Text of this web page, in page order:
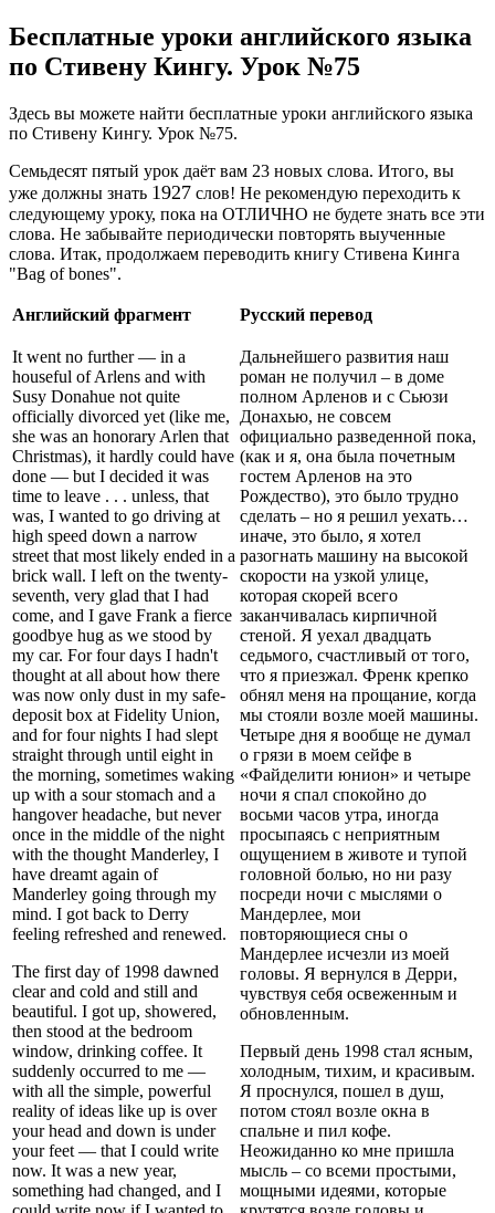
Бесплатные уроки английского языка
по Стивену Кингу. Урок №75
Здесь вы можете найти бесплатные уроки английского языка
по Стивену Кингу. Урок №75.
Семьдесят пятый урок даёт вам 23 новых слова. Итого, вы
уже должны знать 1927 слов! Не рекомендую переходить к
следующему уроку, пока на ОТЛИЧНО не будете знать все эти
слова. Не забывайте периодически повторять выученные
слова. Итак, продолжаем переводить книгу Стивена Кинга
"Bag of bones".
Английский фрагмент Русский перевод
It went no further — in a
houseful of Arlens and with
Susy Donahue not quite
officially divorced yet (like me,
she was an honorary Arlen that
Christmas), it hardly could have
done — but I decided it was
time to leave . . . unless, that
was, I wanted to go driving at
high speed down a narrow
street that most likely ended in a
brick wall. I left on the twenty-
seventh, very glad that I had
come, and I gave Frank a fierce
goodbye hug as we stood by
my car. For four days I hadn't
thought at all about how there
was now only dust in my safe-
deposit box at Fidelity Union,
and for four nights I had slept
straight through until eight in
the morning, sometimes waking
up with a sour stomach and a
hangover headache, but never
once in the middle of the night
with the thought Manderley, I
have dreamt again of
Manderley going through my
mind. I got back to Derry
feeling refreshed and renewed.
The first day of 1998 dawned
clear and cold and still and
beautiful. I got up, showered,
then stood at the bedroom
window, drinking coffee. It
suddenly occurred to me —
with all the simple, powerful
reality of ideas like up is over
your head and down is under
your feet — that I could write
now. It was a new year,
something had changed, and I
Дальнейшего развития наш
роман не получил – в доме
полном Арленов и с Сьюзи
Донахью, не совсем
официально разведенной пока,
(как и я, она была почетным
гостем Арленов на это
Рождество), это было трудно
сделать – но я решил уехать…
иначе, это было, я хотел
разогнать машину на высокой
скорости на узкой улице,
которая скорей всего
заканчивалась кирпичной
стеной. Я уехал двадцать
седьмого, счастливый от того,
что я приезжал. Френк крепко
обнял меня на прощание, когда
мы стояли возле моей машины.
Четыре дня я вообще не думал
о грязи в моем сейфе в
«Файделити юнион» и четыре
ночи я спал спокойно до
восьми часов утра, иногда
просыпаясь с неприятным
ощущением в животе и тупой
головной болью, но ни разу
посреди ночи с мыслями о
Мандерлее, мои
повторяющиеся сны о
Мандерлее исчезли из моей
головы. Я вернулся в Дерри,
чувствуя себя освеженным и
обновленным.
Первый день 1998 стал ясным,
холодным, тихим, и красивым.
Я проснулся, пошел в душ,
потом стоял возле окна в
спальне и пил кофе.
Неожиданно ко мне пришла
мысль – со всеми простыми,
мощными идеями, которые